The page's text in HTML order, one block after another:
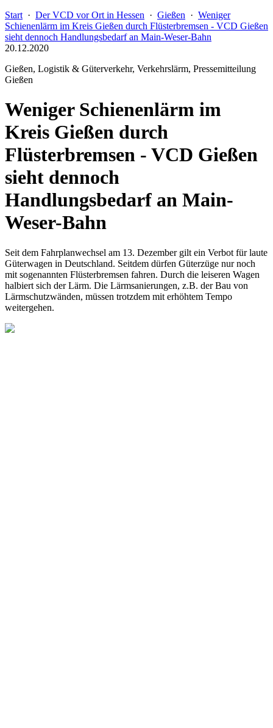
Start · Der VCD vor Ort in Hessen · Gießen · Weniger
Schienenlärm im Kreis Gießen durch Flüsterbremsen - VCD Gießen
sieht dennoch Handlungsbedarf an Main-Weser-Bahn
20.12.2020
Gießen, Logistik & Güterverkehr, Verkehrslärm, Pressemitteilung
Gießen
Weniger Schienenlärm im
Kreis Gießen durch
Flüsterbremsen - VCD Gießen
sieht dennoch
Handlungsbedarf an Main-
Weser-Bahn
Seit dem Fahrplanwechsel am 13. Dezember gilt ein Verbot für laute
Güterwagen in Deutschland. Seitdem dürfen Güterzüge nur noch
mit sogenannten Flüsterbremsen fahren. Durch die leiseren Wagen
halbiert sich der Lärm. Die Lärmsanierungen, z.B. der Bau von
Lärmschutzwänden, müssen trotzdem mit erhöhtem Tempo
weitergehen.